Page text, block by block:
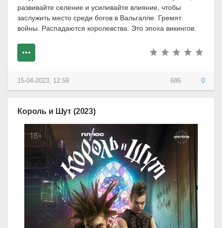
развивайте селение и усиливайте влияние, чтобы
заслужить место среди богов в Вальгалле. Гремят
войны. Распадаются королевства. Это эпоха викингов.
686 0
15-04-2023, 12:59
Король и Шут (2023)